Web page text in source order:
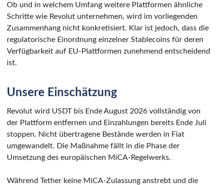
Ob und in welchem Umfang weitere Plattformen ähnliche
Schritte wie Revolut unternehmen, wird im vorliegenden
Zusammenhang nicht konkretisiert. Klar ist jedoch, dass die
regulatorische Einordnung einzelner Stablecoins für deren
Verfügbarkeit auf EU-Plattformen zunehmend entscheidend
ist.
Unsere Einschätzung
Revolut wird USDT bis Ende August 2026 vollständig von
der Plattform entfernen und Einzahlungen bereits Ende Juli
stoppen. Nicht übertragene Bestände werden in Fiat
umgewandelt. Die Maßnahme fällt in die Phase der
Umsetzung des europäischen MiCA-Regelwerks.
Während Tether keine MiCA-Zulassung anstrebt und die